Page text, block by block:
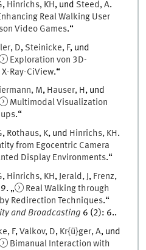
, Hinrichs, KH , und Steed,A.
Real Walking User
Video Games.“
, D, Steinicke, F, und
Exploration von 3D-
Ray-CiView.“
, M, Hauser, H, und
Multimodal Visualization
.“
, Rothaus, K, und Hinrichs, KH .
from Egocentric Camera
Display Environments.“
, Hinrichs, KH , Jerald, , Frenz,
. „
Real Walking through
Redirection Techniques.“
and Broadcasting 6 (2): 6..
, F,Valkov, D, Kr{ü}ger,A, und
Bimanual Interaction with